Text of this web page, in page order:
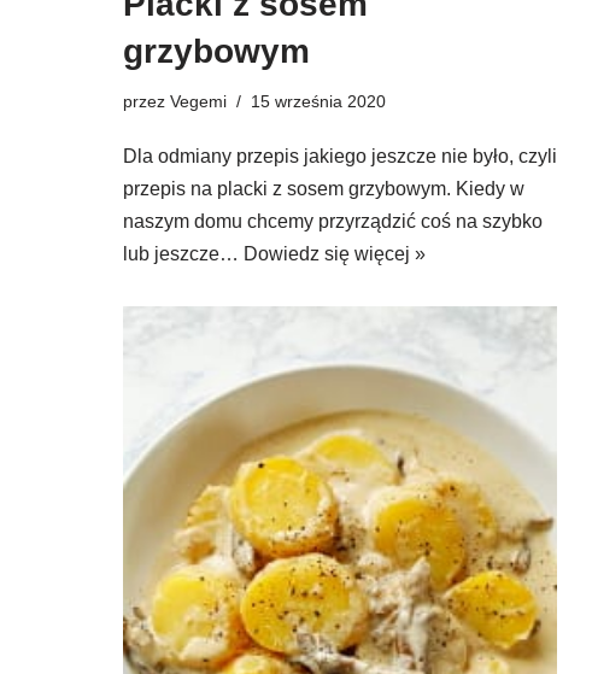
grzybowym
przez Vegemi 15 września 2020
Dla odmiany przepis jakiego jeszcze nie było, czyli
przepis na placki z sosem grzybowym. Kiedy w
naszym domu chcemy przyrządzić coś na szybko
lub jeszcze… Dowiedz się więcej »